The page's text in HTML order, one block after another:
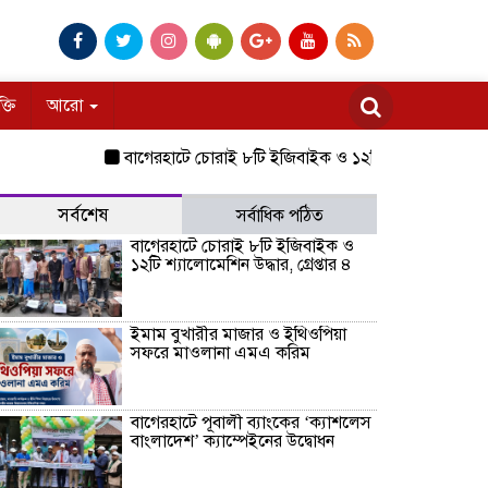
আরো
বাগেরহাটে চোরাই ৮টি ইজিবাইক ও ১২টি শ্যালোমেশিন উদ্ধার,
সর্বশেষ
সর্বাধিক পঠিত
বাগেরহাটে চোরাই ৮টি ইজিবাইক ও
১২টি শ্যালোমেশিন উদ্ধার, গ্রেপ্তার ৪
ইমাম বুখারীর মাজার ও ইথিওপিয়া
সফরে মাওলানা এমএ করিম
বাগেরহাটে পূবালী ব্যাংকের ‘ক্যাশলেস
বাংলাদেশ’ ক্যাম্পেইনের উদ্বোধন